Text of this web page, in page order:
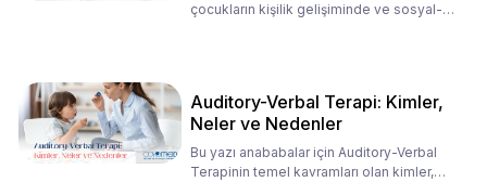
çocukların kişilik gelişiminde ve sosyal-
Auditory-Verbal Terapi: Kimler,
Neler ve Nedenler
Bu yazı anababalar için Auditory-Verbal
Terapinin temel kavramları olan kimler,